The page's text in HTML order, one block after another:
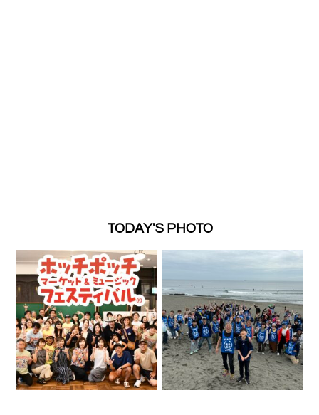
TODAY'S PHOTO